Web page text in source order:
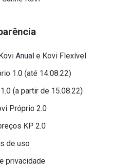
Anual e Kovi Flexível
1.0 (até 14.08.22)
(a partir de 15.08.22)
Próprio 2.0
KP 2.0
de uso
privacidade